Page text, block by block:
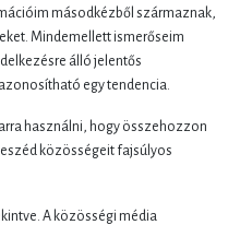
másodkézből származnak,
Mindemellett ismerőseim
álló jelentős
egy tendencia.
használni, hogy összehozzon
közösségeit fajsúlyos
A közösségi média